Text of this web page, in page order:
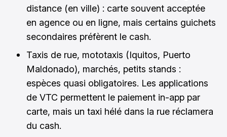
distance (en ville) : carte souvent acceptée
en agence ou en ligne, mais certains guichets
secondaires préfèrent le cash.
Taxis de rue, mototaxis (Iquitos, Puerto
Maldonado), marchés, petits stands :
espèces quasi obligatoires. Les applications
de VTC permettent le paiement in-app par
carte, mais un taxi hélé dans la rue réclamera
du cash.